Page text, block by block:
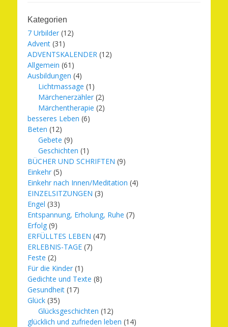
Kategorien
7 Urbilder (12)
Advent (31)
ADVENTSKALENDER (12)
Allgemein (61)
Ausbildungen (4)
Lichtmassage (1)
Märchenerzähler (2)
Märchentherapie (2)
besseres Leben (6)
Beten (12)
Gebete (9)
Geschichten (1)
BÜCHER UND SCHRIFTEN (9)
Einkehr (5)
Einkehr nach Innen/Meditation (4)
EINZELSITZUNGEN (3)
Engel (33)
Entspannung, Erholung, Ruhe (7)
Erfolg (9)
ERFÜLLTES LEBEN (47)
ERLEBNIS-TAGE (7)
Feste (2)
Für die Kinder (1)
Gedichte und Texte (8)
Gesundheit (17)
Glück (35)
Glücksgeschichten (12)
glücklich und zufrieden leben (14)